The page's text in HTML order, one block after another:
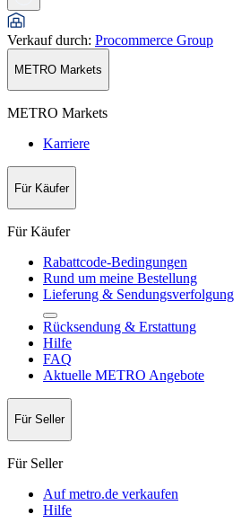
Verkauf durch: Procommerce Group
METRO Markets
METRO Markets
Karriere
Für Käufer
Für Käufer
Rabattcode-Bedingungen
Rund um meine Bestellung
Lieferung & Sendungsverfolgung
Rücksendung & Erstattung
Hilfe
FAQ
Aktuelle METRO Angebote
Für Seller
Für Seller
Auf metro.de verkaufen
Hilfe